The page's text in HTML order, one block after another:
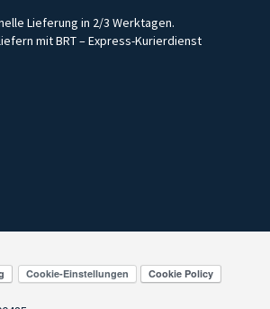
Lieferung in 2/3 Werktagen.
mit BRT – Express-Kurierdienst
Cookie-Einstellungen